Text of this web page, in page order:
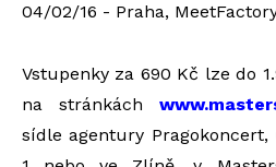
04/02/16 - Praha,
Vstupenky za 690 Kč lze do
na stránkách
sídle agentury